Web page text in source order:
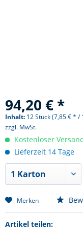
94,20 € *
Inhalt: 12 Stück (7,85 € * /
zzgl. MwSt.
Kostenloser
Lieferzeit 14 Tage
Merken
Artikel teilen: